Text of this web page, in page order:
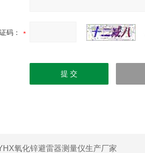
码：
氧化锌避雷器测量仪生产厂家